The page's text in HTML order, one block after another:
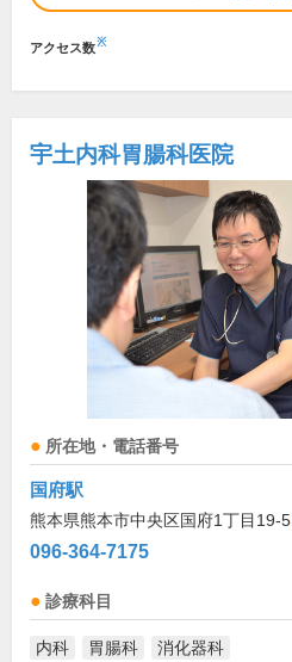
アクセス数※
宇土内科胃腸科医院
所在地・電話番号
国府駅
熊本県熊本市中央区国府1丁目19-5
096-364-7175
診療科目
内科 胃腸科 消化器科